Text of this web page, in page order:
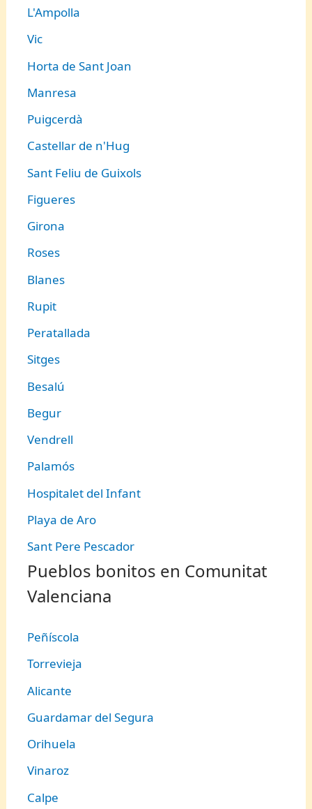
L'Ampolla
Vic
Horta de Sant Joan
Manresa
Puigcerdà
Castellar de n'Hug
Sant Feliu de Guixols
Figueres
Girona
Roses
Blanes
Rupit
Peratallada
Sitges
Besalú
Begur
Vendrell
Palamós
Hospitalet del Infant
Playa de Aro
Sant Pere Pescador
Pueblos bonitos en Comunitat
Valenciana
Peñíscola
Torrevieja
Alicante
Guardamar del Segura
Orihuela
Vinaroz
Calpe